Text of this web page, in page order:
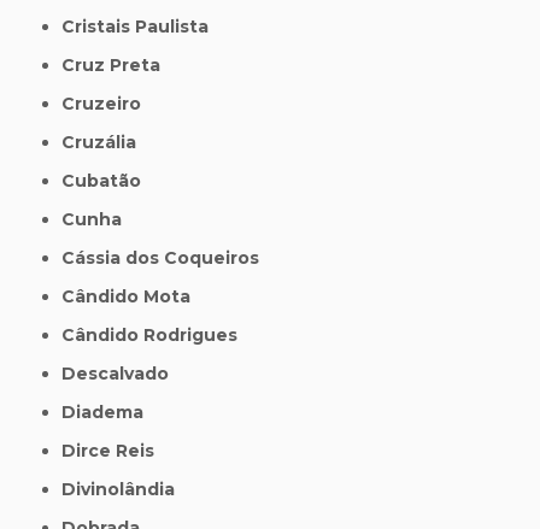
Cristais Paulista
Cruz Preta
Cruzeiro
Cruzália
Cubatão
Cunha
Cássia dos Coqueiros
Cândido Mota
Cândido Rodrigues
Descalvado
Diadema
Dirce Reis
Divinolândia